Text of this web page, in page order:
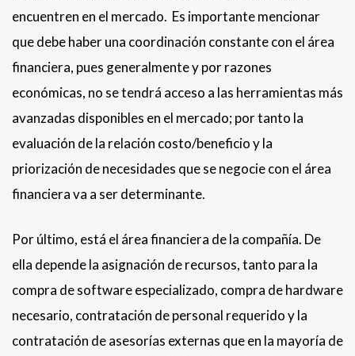
encuentren en el mercado. Es importante mencionar
que debe haber una coordinación constante con el área
financiera, pues generalmente y por razones
económicas, no se tendrá acceso a las herramientas más
avanzadas disponibles en el mercado; por tanto la
evaluación de la relación costo/beneficio y la
priorización de necesidades que se negocie con el área
financiera va a ser determinante.
Por último, está el área financiera de la compañía. De
ella depende la asignación de recursos, tanto para la
compra de software especializado, compra de hardware
necesario, contratación de personal requerido y la
contratación de asesorías externas que en la mayoría de